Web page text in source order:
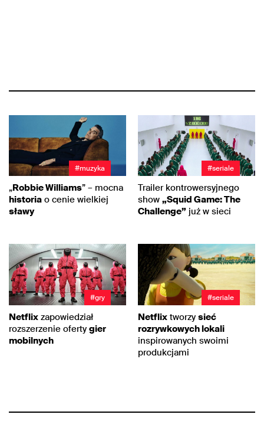
#muzyka
„Robbie Williams” – mocna
historia o cenie wielkiej
sławy
#seriale
Trailer kontrowersyjnego
show „Squid Game: The
Challenge” już w sieci
#gry
Netflix zapowiedział
rozszerzenie oferty gier
mobilnych
#seriale
Netflix tworzy sieć
rozrywkowych lokali
inspirowanych swoimi
produkcjami